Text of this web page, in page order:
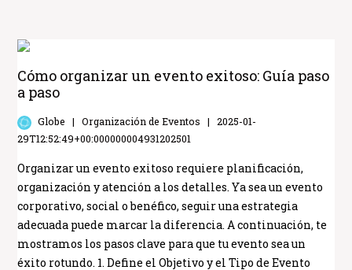
Cómo organizar un evento exitoso: Guía paso
a paso
Globe Organización de Eventos
2025-01-
29T12:52:49+00:000000004931202501
Organizar un evento exitoso requiere planificación,
organización y atención a los detalles. Ya sea un evento
corporativo, social o benéfico, seguir una estrategia
adecuada puede marcar la diferencia. A continuación, te
mostramos los pasos clave para que tu evento sea un
éxito rotundo. 1. Define el Objetivo y el Tipo de Evento